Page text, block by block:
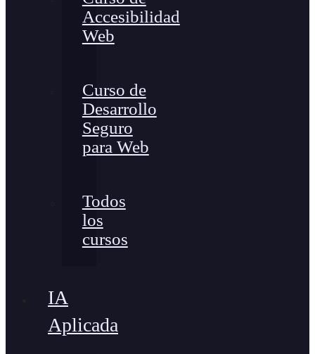
Accesibilidad
Web
Curso de
Desarrollo
Seguro
para Web
Todos
los
cursos
IA
Aplicada